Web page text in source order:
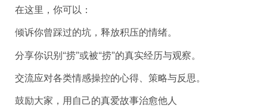
在这里，你可以：
倾诉你曾踩过的坑，释放积压的情绪。
分享你识别“捞”或被“捞”的真实经历与观察。
交流应对各类情感操控的心得、策略与反思。
鼓励大家，用自己的真爱故事治愈他人